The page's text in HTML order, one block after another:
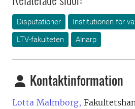
Disputationer
Institutionen för
LTV-fakulteten
Alnarp
Kontaktinformation
Lotta Malmborg,